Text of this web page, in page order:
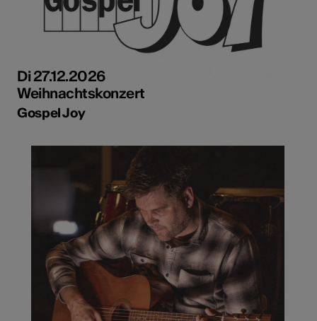
Di 27.12.2026
Weihnachtskonzert
Gospel Joy